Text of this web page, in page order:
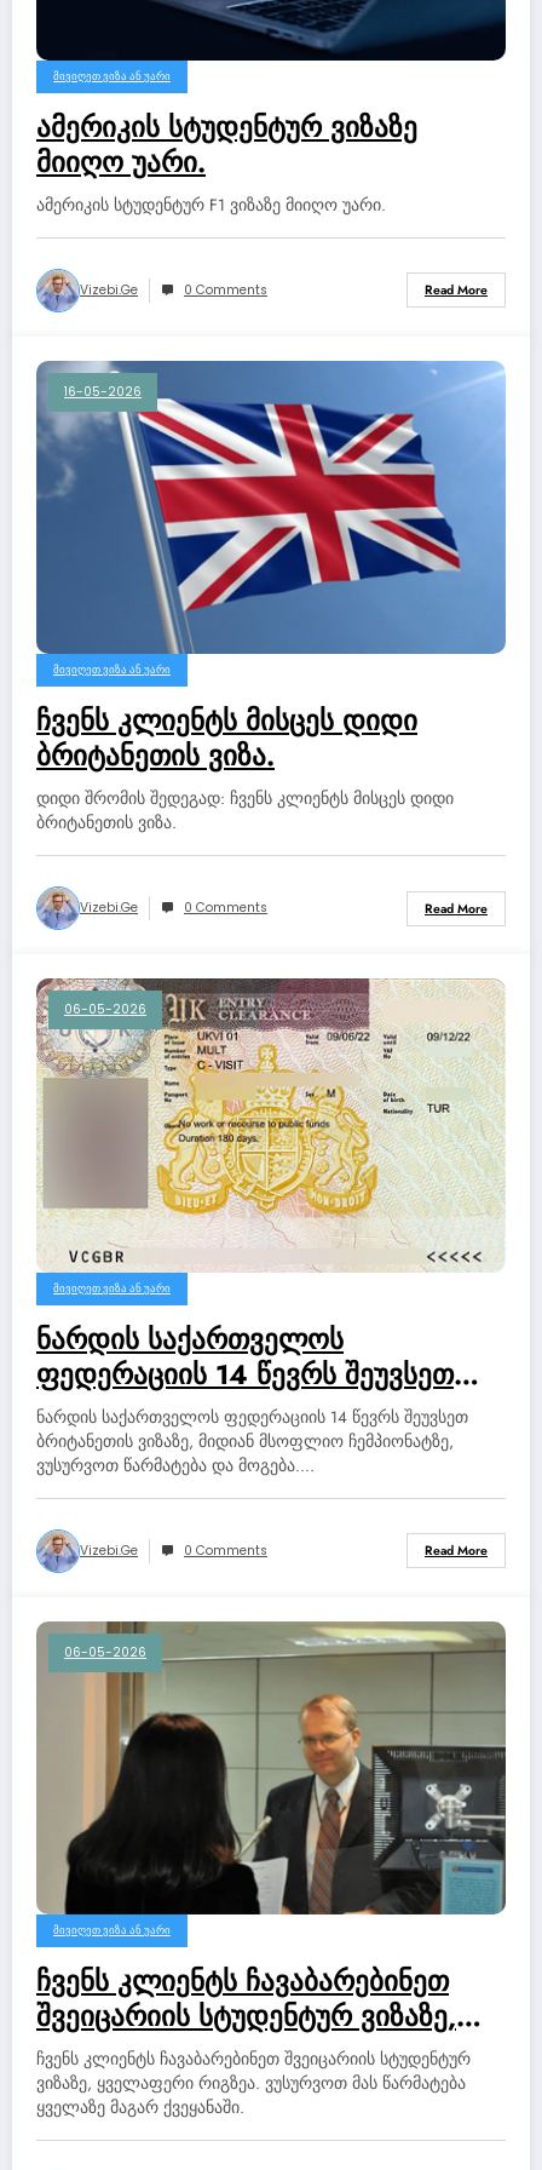
ᲛᲘᲕᲘᲦᲔᲗ ᲕᲘᲖᲐ ᲐᲜ ᲣᲐᲠᲘ
ამერიკის სტუდენტურ ვიზაზე
მიიღო უარი.
ამერიკის სტუდენტურ F1 ვიზაზე მიიღო უარი.
Vizebi.ge 0 Comments Read More
16-05-2026
ᲛᲘᲕᲘᲦᲔᲗ ᲕᲘᲖᲐ ᲐᲜ ᲣᲐᲠᲘ
ჩვენს კლიენტს მისცეს დიდი
ბრიტანეთის ვიზა.
დიდი შრომის შედეგად: ჩვენს კლიენტს მისცეს დიდი
ბრიტანეთის ვიზა.
Vizebi.ge 0 Comments Read More
06-05-2026
ᲛᲘᲕᲘᲦᲔᲗ ᲕᲘᲖᲐ ᲐᲜ ᲣᲐᲠᲘ
ნარდის საქართველოს
ფედერაციის 14 წევრს შეუვსეთ
ბრიტანეთის ვიზაზე, მიდიან
მსოფლიო ჩემპიონატზე,
ვუსურვოთ წარმატება და მოგება.
ნარდის საქართველოს ფედერაციის 14 წევრს შეუვსეთ
ბრიტანეთის ვიზაზე, მიდიან მსოფლიო ჩემპიონატზე,
ვუსურვოთ წარმატება და მოგება.…
Vizebi.ge 0 Comments Read More
06-05-2026
ᲛᲘᲕᲘᲦᲔᲗ ᲕᲘᲖᲐ ᲐᲜ ᲣᲐᲠᲘ
ჩვენს კლიენტს ჩავაბარებინეთ
შვეიცარიის სტუდენტურ ვიზაზე,
ყველაფერი რიგზეა.
ჩვენს კლიენტს ჩავაბარებინეთ შვეიცარიის სტუდენტურ
ვიზაზე, ყველაფერი რიგზეა. ვუსურვოთ მას წარმატება
ყველაზე მაგარ ქვეყანაში.